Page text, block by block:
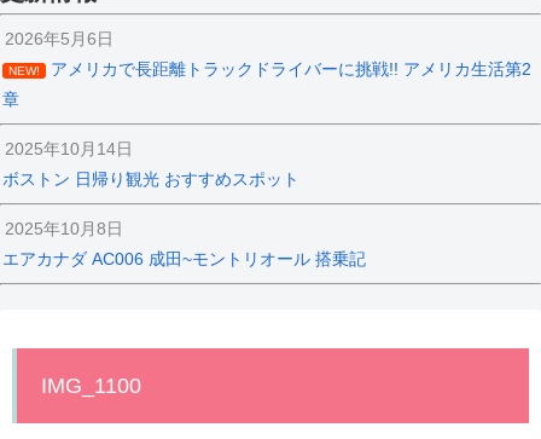
2026年5月6日
NEW!
アメリカで長距離トラックドライバーに挑戦!! アメリカ生活第2
章
2025年10月14日
ボストン 日帰り観光 おすすめスポット
2025年10月8日
エアカナダ AC006 成田~モントリオール 搭乗記
IMG_1100